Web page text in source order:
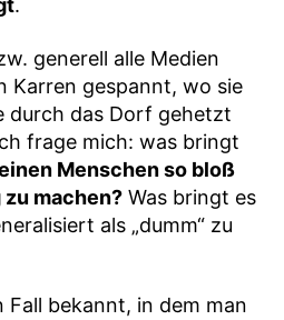
.
generell alle Medien
Karren gespannt, wo sie
durch das Dorf gehetzt
frage mich: was bringt
Menschen so bloß
machen? Was bringt es
als „dumm“ zu
Fall bekannt, in dem man